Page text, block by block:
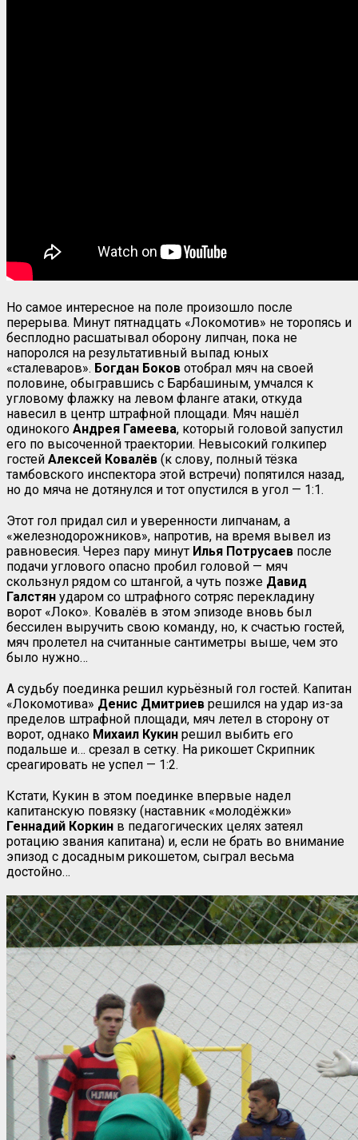
Но самое интересное на поле произошло после
перерыва. Минут пятнадцать «Локомотив» не торопясь и
бесплодно расшатывал оборону липчан, пока не
напоролся на результативный выпад юных
«сталеваров». Богдан Боков отобрал мяч на своей
половине, обыгравшись с Барбашиным, умчался к
угловому флажку на левом фланге атаки, откуда
навесил в центр штрафной площади. Мяч нашёл
одинокого Андрея Гамеева, который головой запустил
его по высоченной траектории. Невысокий голкипер
гостей Алексей Ковалёв (к слову, полный тёзка
тамбовского инспектора этой встречи) попятился назад,
но до мяча не дотянулся и тот опустился в угол — 1:1.
Этот гол придал сил и уверенности липчанам, а
«железнодорожников», напротив, на время вывел из
равновесия. Через пару минут Илья Потрусаев после
подачи углового опасно пробил головой — мяч
скользнул рядом со штангой, а чуть позже Давид
Галстян ударом со штрафного сотряс перекладину
ворот «Локо». Ковалёв в этом эпизоде вновь был
бессилен выручить свою команду, но, к счастью гостей,
мяч пролетел на считанные сантиметры выше, чем это
было нужно…
А судьбу поединка решил курьёзный гол гостей. Капитан
«Локомотива» Денис Дмитриев решился на удар из-за
пределов штрафной площади, мяч летел в сторону от
ворот, однако Михаил Кукин решил выбить его
подальше и… срезал в сетку. На рикошет Скрипник
среагировать не успел — 1:2.
Кстати, Кукин в этом поединке впервые надел
капитанскую повязку (наставник «молодёжки»
Геннадий Коркин в педагогических целях затеял
ротацию звания капитана) и, если не брать во внимание
эпизод с досадным рикошетом, сыграл весьма
достойно…